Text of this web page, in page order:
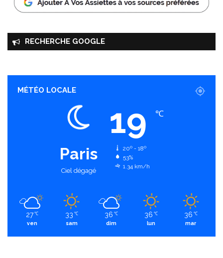
RECHERCHE GOOGLE
MÉTÉO LOCALE
Paris
Ciel dégagé
19 ℃
20º - 18º
53%
1.34 km/h
27 ℃
ven
33 ℃
sam
36 ℃
dim
36 ℃
lun
36 ℃
mar